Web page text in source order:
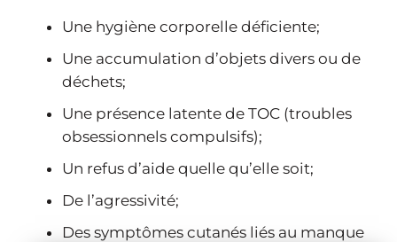
Une hygiène corporelle déficiente;
Une accumulation d’objets divers ou de
déchets;
Une présence latente de TOC (troubles
obsessionnels compulsifs);
Un refus d’aide quelle qu’elle soit;
De l’agressivité;
Des symptômes cutanés liés au manque